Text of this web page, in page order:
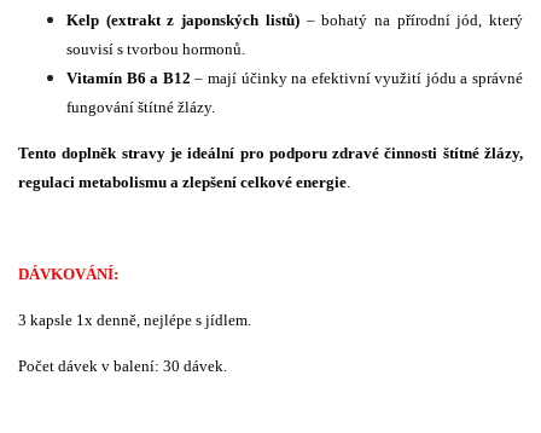
Kelp (extrakt z japonských listů)– bohatý na přírodní jód, který
souvisí s tvorbou hormonů.
Vitamín B6 a B12 – mají účinky na efektivní využití jódu a správné
fungování štítné žlázy.
Tento doplněk stravy je ideální pro podporu zdravé činnosti štítné žlázy,
regulaci metabolismu a zlepšení celkové energie
DÁVKOVÁNÍ:
3 kapsle 1x denně, nejlépe s jídlem.
Počet dávek v balení: 30 dávek.